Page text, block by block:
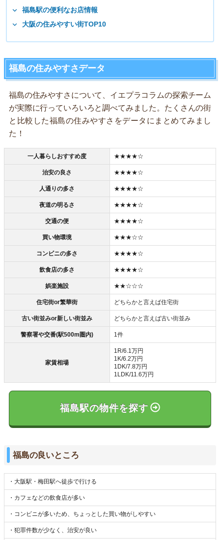
福島駅の便利なお店情報
大阪の住みやすい街TOP10
福島の住みやすさデータ
福島の住みやすさについて、イエプラコラムの探索チーム
が実際に行っていろいろと調べてみました。たくさんの街
と比較した福島の住みやすさをデータにまとめてみまし
た！
一人暮らしおすすめ度 ★★★★☆
治安の良さ ★★★★☆
人通りの多さ ★★★★☆
夜道の明るさ ★★★★☆
交通の便 ★★★★☆
買い物環境 ★★★☆☆
コンビニの多さ ★★★★☆
飲食店の多さ ★★★★☆
娯楽施設 ★★☆☆☆
住宅街or繁華街 どちらかと言えば住宅街
古い街並みor新しい街並み どちらかと言えば古い街並み
警察署や交番(駅500m圏内) 1件
家賃相場
1R/6.1万円
1K/6.2万円
1DK/7.8万円
1LDK/11.6万円
福島駅の物件を探す
福島の良いところ
・大阪駅・梅田駅へ徒歩で行ける
・カフェなどの飲食店が多い
・コンビニが多いため、ちょっとした買い物がしやすい
・犯罪件数が少なく、治安が良い